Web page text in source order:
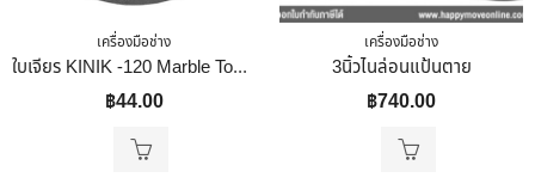
เครื่องมือช่าง
ใบเจียร KINIK -120 Marble Tools Granite Tools Tile Tools
฿44.00
เครื่องมือช่าง
3นิ้วไนล่อนแป้นตาย
฿740.00